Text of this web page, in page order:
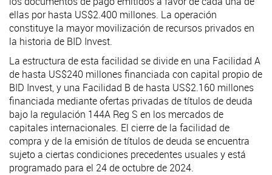
ellas por hasta US$2.400 millones. La operación
constituye la mayor movilización de recursos privados en
la historia de BID Invest.
La estructura de esta facilidad se divide en una Facilidad A
de hasta US$240 millones financiada con capital propio de
BID Invest, y una Facilidad B de hasta US$2.160 millones
financiada mediante ofertas privadas de títulos de deuda
bajo la regulación 144A Reg S en los mercados de
capitales internacionales. El cierre de la facilidad de
compra y de la emisión de títulos de deuda se encuentra
sujeto a ciertas condiciones precedentes usuales y está
programado para el 24 de octubre de 2024.